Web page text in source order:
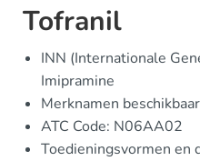
Tofranil
INN (Internationale
Imipramine
Merknamen
ATC Code: N06AA02
Toedieningsvormen en